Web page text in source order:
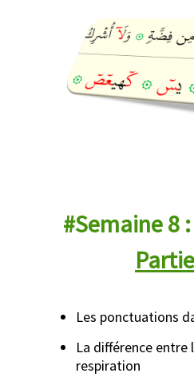
#Semaine 8 :
Les ponctuations
La différence entre
respiration